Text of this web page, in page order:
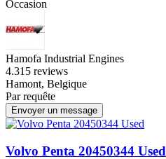
Occasion
Hamofa Industrial Engines
4.315 reviews
Hamont, Belgique
Par requête
Envoyer un message
Volvo Penta 20450344 Used